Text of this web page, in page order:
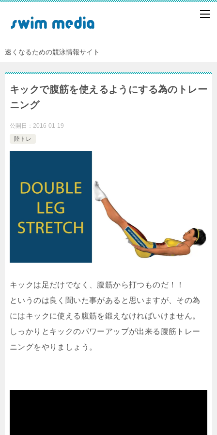
速くなるための競泳情報サイト
キックで腹筋を使えるようにする為のトレー
ニング
公開日： 2016-01-19
陸トレ
キックは足だけでなく、腹筋から打つものだ！！
というのは良く聞いた事があると思いますが、その為
にはキックに使える腹筋を鍛えなければいけません。
しっかりとキックのパワーアップが出来る腹筋トレー
ニングをやりましょう。